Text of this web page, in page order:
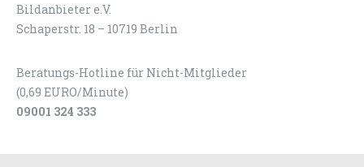
Bildanbieter e.V.
Schaperstr. 18 – 10719 Berlin
Beratungs-Hotline für Nicht-Mitglieder
(0,69 EURO/Minute)
09001 324 333